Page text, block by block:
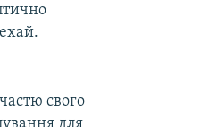
свого